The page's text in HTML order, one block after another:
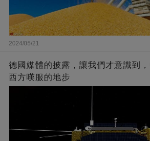
2024/05/21
德國媒體的披露，讓我們才意識到
西方嘆服的地步